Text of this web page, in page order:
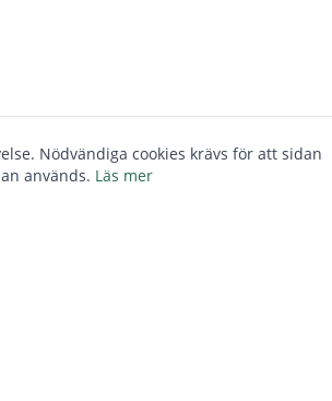
Nödvändiga cookies krävs för att sidan
används. Läs mer